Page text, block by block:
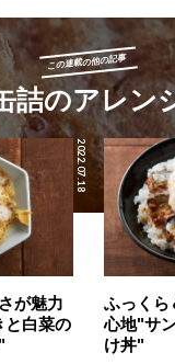
この連載の他の記事
詰のアレン
2022.07.18
が魅力
と白菜の
ふっくら
心地"サ
け丼"